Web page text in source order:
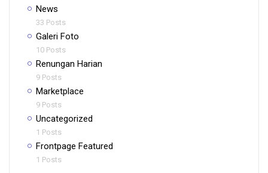
News
33 Posts
Galeri Foto
10 Posts
Renungan Harian
9 Posts
Marketplace
9 Posts
Uncategorized
1 Posts
Frontpage Featured
1 Posts